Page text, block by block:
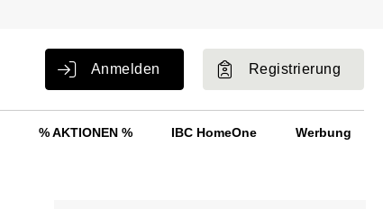
Anmelden Registrierung
% AKTIONEN % IBC HomeOne Werbung